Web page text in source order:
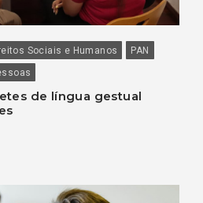
Sociais e Humanos
PAN
de língua gestual